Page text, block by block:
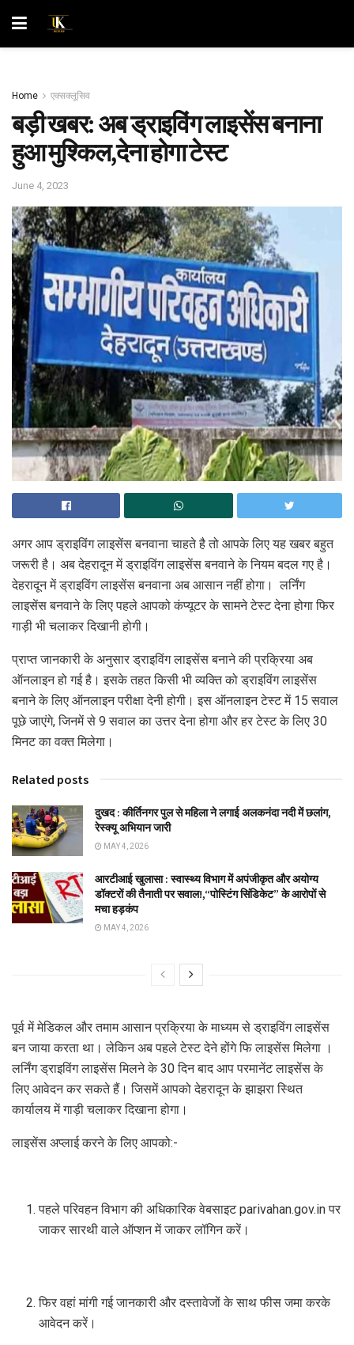
Home एक्सक्लूसिव
बड़ी खबर: अब ड्राइविंग लाइसेंस बनाना
हुआ मुश्किल,देना होगा टेस्ट
June 4, 2023
अगर आप ड्राइविंग लाइसेंस बनवाना चाहते है तो आपके लिए यह खबर बहुत
जरूरी है। अब देहरादून में ड्राइविंग लाइसेंस बनवाने के नियम बदल गए है।
देहरादून में ड्राइविंग लाइसेंस बनवाना अब आसान नहीं होगा। लर्निंग
लाइसेंस बनवाने के लिए पहले आपको कंप्यूटर के सामने टेस्ट देना होगा फिर
गाड़ी भी चलाकर दिखानी होगी।
प्राप्त जानकारी के अनुसार ड्राइविंग लाइसेंस बनाने की प्रक्रिया अब
ऑनलाइन हो गई है। इसके तहत किसी भी व्यक्ति को ड्राइविंग लाइसेंस
बनाने के लिए ऑनलाइन परीक्षा देनी होगी। इस ऑनलाइन टेस्ट में 15 सवाल
पूछे जाएंगे, जिनमें से 9 सवाल का उत्तर देना होगा और हर टेस्ट के लिए 30
मिनट का वक्त मिलेगा।
Related posts
दुखद : कीर्तिनगर पुल से महिला ने लगाई अलकनंदा नदी में छलांग,
रेस्क्यू अभियान जारी
MAY 4, 2026
आरटीआई खुलासा : स्वास्थ्य विभाग में अपंजीकृत और अयोग्य
डॉक्टरों की तैनाती पर सवाल!,“पोस्टिंग सिंडिकेट” के आरोपों से
मचा हड़कंप
MAY 4, 2026
पूर्व में मेडिकल और तमाम आसान प्रक्रिया के माध्यम से ड्राइविंग लाइसेंस
बन जाया करता था। लेकिन अब पहले टेस्ट देने होंगे फि लाइसेंस मिलेगा ।
लर्निंग ड्राइविंग लाइसेंस मिलने के 30 दिन बाद आप परमानेंट लाइसेंस के
लिए आवेदन कर सकते हैं। जिसमें आपको देहरादून के झाझरा स्थित
कार्यालय में गाड़ी चलाकर दिखाना होगा।
लाइसेंस अप्लाई करने के लिए आपको:-
पहले परिवहन विभाग की अधिकारिक वेबसाइट parivahan.gov.in पर
जाकर सारथी वाले ऑप्शन में जाकर लॉगिन करें।
फिर वहां मांगी गई जानकारी और दस्तावेजों के साथ फीस जमा करके
आवेदन करें।